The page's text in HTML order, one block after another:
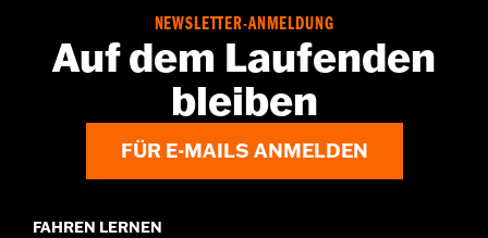
NEWSLETTER-ANMELDUNG
Auf dem Laufenden
bleiben
FÜR E-MAILS ANMELDEN
FAHREN LERNEN